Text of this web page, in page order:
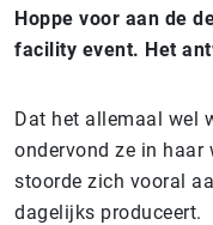
Hoppe voor aan de
facility event. Het
Dat het allemaal wel
ondervond ze in haar
stoorde zich vooral
dagelijks produceert.